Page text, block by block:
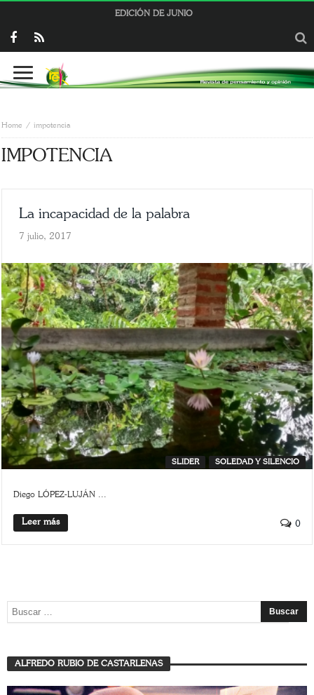
EDICIÓN DE JUNIO
Home impotencia
IMPOTENCIA
La incapacidad de la palabra
7 julio, 2017
SLIDER SOLEDAD Y SILENCIO
Diego LÓPEZ-LUJÁN ...
Leer más 0
ALFREDO RUBIO DE CASTARLENAS